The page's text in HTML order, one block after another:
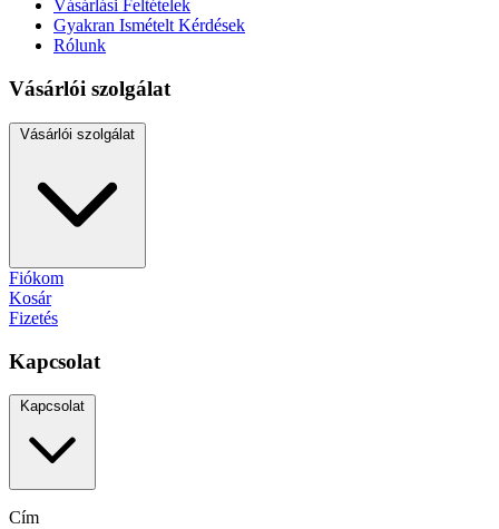
Vásárlási Feltételek
Gyakran Ismételt Kérdések
Rólunk
Vásárlói szolgálat
Vásárlói szolgálat
Fiókom
Kosár
Fizetés
Kapcsolat
Kapcsolat
Cím